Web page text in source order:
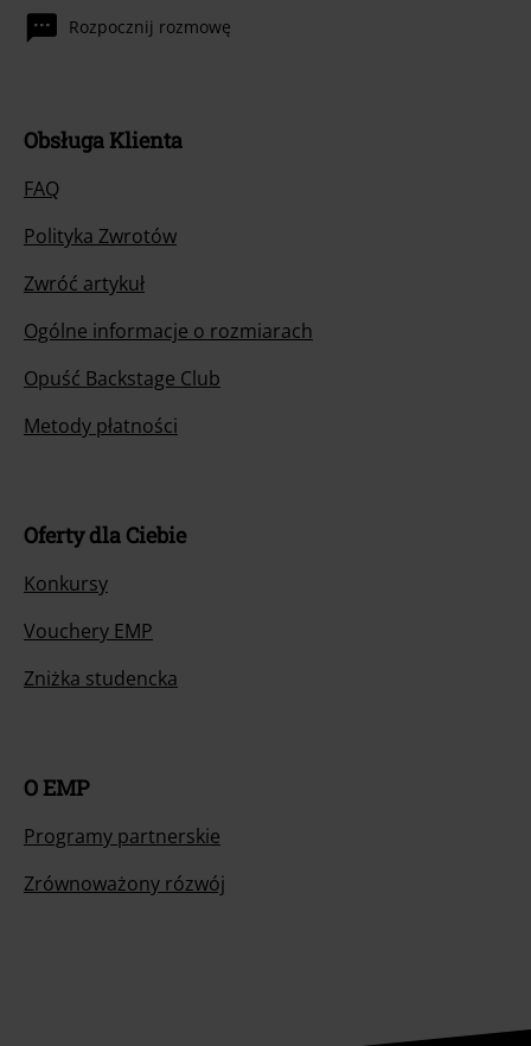
Rozpocznij rozmowę
Obsługa Klienta
FAQ
Polityka Zwrotów
Zwróć artykuł
Ogólne informacje o rozmiarach
Opuść Backstage Club
Metody płatności
Oferty dla Ciebie
Konkursy
Vouchery EMP
Zniżka studencka
O EMP
Programy partnerskie
Zrównoważony rózwój